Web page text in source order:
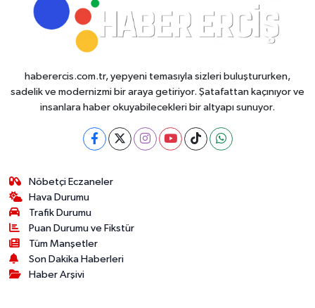
haberercis.com.tr, yepyeni temasıyla sizleri buluştururken,
sadelik ve modernizmi bir araya getiriyor. Şatafattan kaçınıyor ve
insanlara haber okuyabilecekleri bir altyapı sunuyor.
Nöbetçi Eczaneler
Hava Durumu
Trafik Durumu
Puan Durumu ve Fikstür
Tüm Manşetler
Son Dakika Haberleri
Haber Arşivi